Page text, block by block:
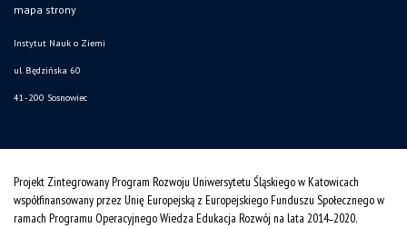
mapa strony
Instytut Nauk o Ziemi
ul. Będzińska 60
41-200 Sosnowiec
Projekt Zintegrowany Program Rozwoju Uniwersytetu Śląskiego w Katowicach
współfinansowany przez Unię Europejską z Europejskiego Funduszu Społecznego w
ramach Programu Operacyjnego Wiedza Edukacja Rozwój na lata 2014˗2020.